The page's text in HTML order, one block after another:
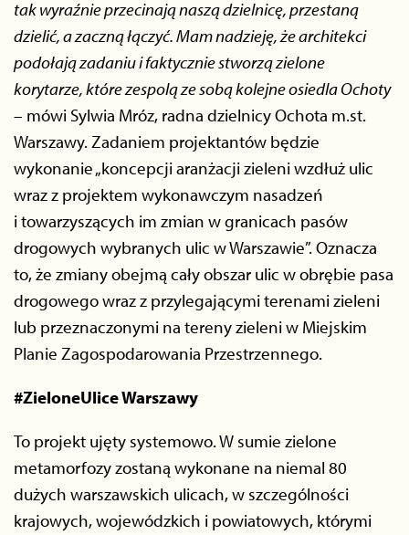
tak wyraźnie przecinają naszą dzielnicę, przestaną
dzielić, a zaczną łączyć. Mam nadzieję, że architekci
podołają zadaniu i faktycznie stworzą zielone
korytarze, które zespolą ze sobą kolejne osiedla Ochoty
– mówi Sylwia Mróz, radna dzielnicy Ochota m.st.
Warszawy. Zadaniem projektantów będzie
wykonanie „koncepcji aranżacji zieleni wzdłuż ulic
wraz z projektem wykonawczym nasadzeń
i towarzyszących im zmian w granicach pasów
drogowych wybranych ulic w Warszawie”. Oznacza
to, że zmiany obejmą cały obszar ulic w obrębie pasa
drogowego wraz z przylegającymi terenami zieleni
lub przeznaczonymi na tereny zieleni w Miejskim
Planie Zagospodarowania Przestrzennego.
#ZieloneUlice Warszawy
To projekt ujęty systemowo. W sumie zielone
metamorfozy zostaną wykonane na niemal 80
dużych warszawskich ulicach, w szczególności
krajowych, wojewódzkich i powiatowych, którymi